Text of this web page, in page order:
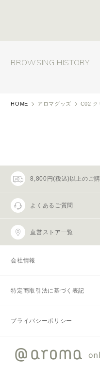
BROWSING HISTORY
HOME アロマグッズ C02 ク
8,800円(税込)以上のご
よくあるご質問
直営ストア一覧
会社情報
特定商取引法に基づく表記
プライバシーポリシー